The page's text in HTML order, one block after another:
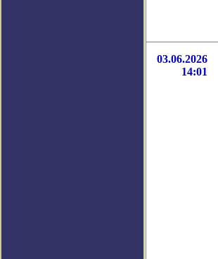
03.06.2026
14:01